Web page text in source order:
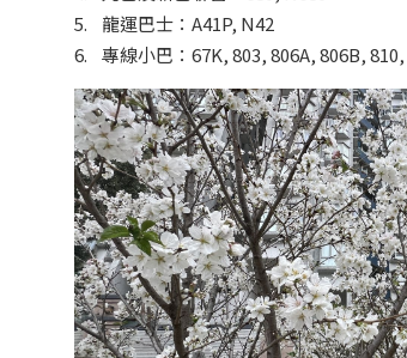
5. 龍運巴士：A41P, N42
6. 專線小巴：67K, 803, 806A, 806B,